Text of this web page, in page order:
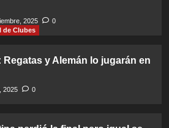
2025
0
de Clubes
Regatas y Alemán lo jugarán en
2025
0